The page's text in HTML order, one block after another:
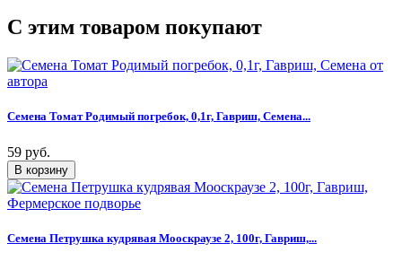
C этим товаром покупают
Семена Томат Родимый погребок, 0,1г, Гавриш, Семена...
59 руб.
Семена Петрушка кудрявая Мооскраузе 2, 100г, Гавриш,...